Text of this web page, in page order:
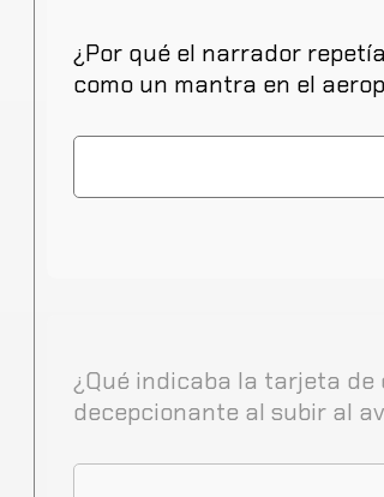
¿Por qué el narrador
como un mantra en el
¿Qué indicaba la tarjeta
decepcionante al subir al